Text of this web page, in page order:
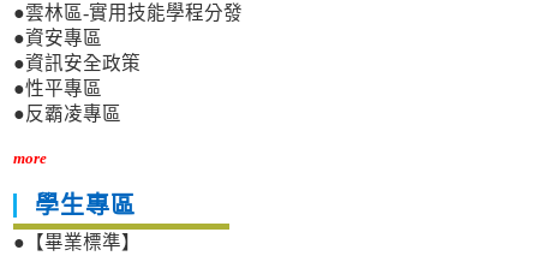
●雲林區-實用技能學程分發
●資安專區
●資訊安全政策
●性平專區
●反霸凌專區
more
學生專區
●【畢業標準】